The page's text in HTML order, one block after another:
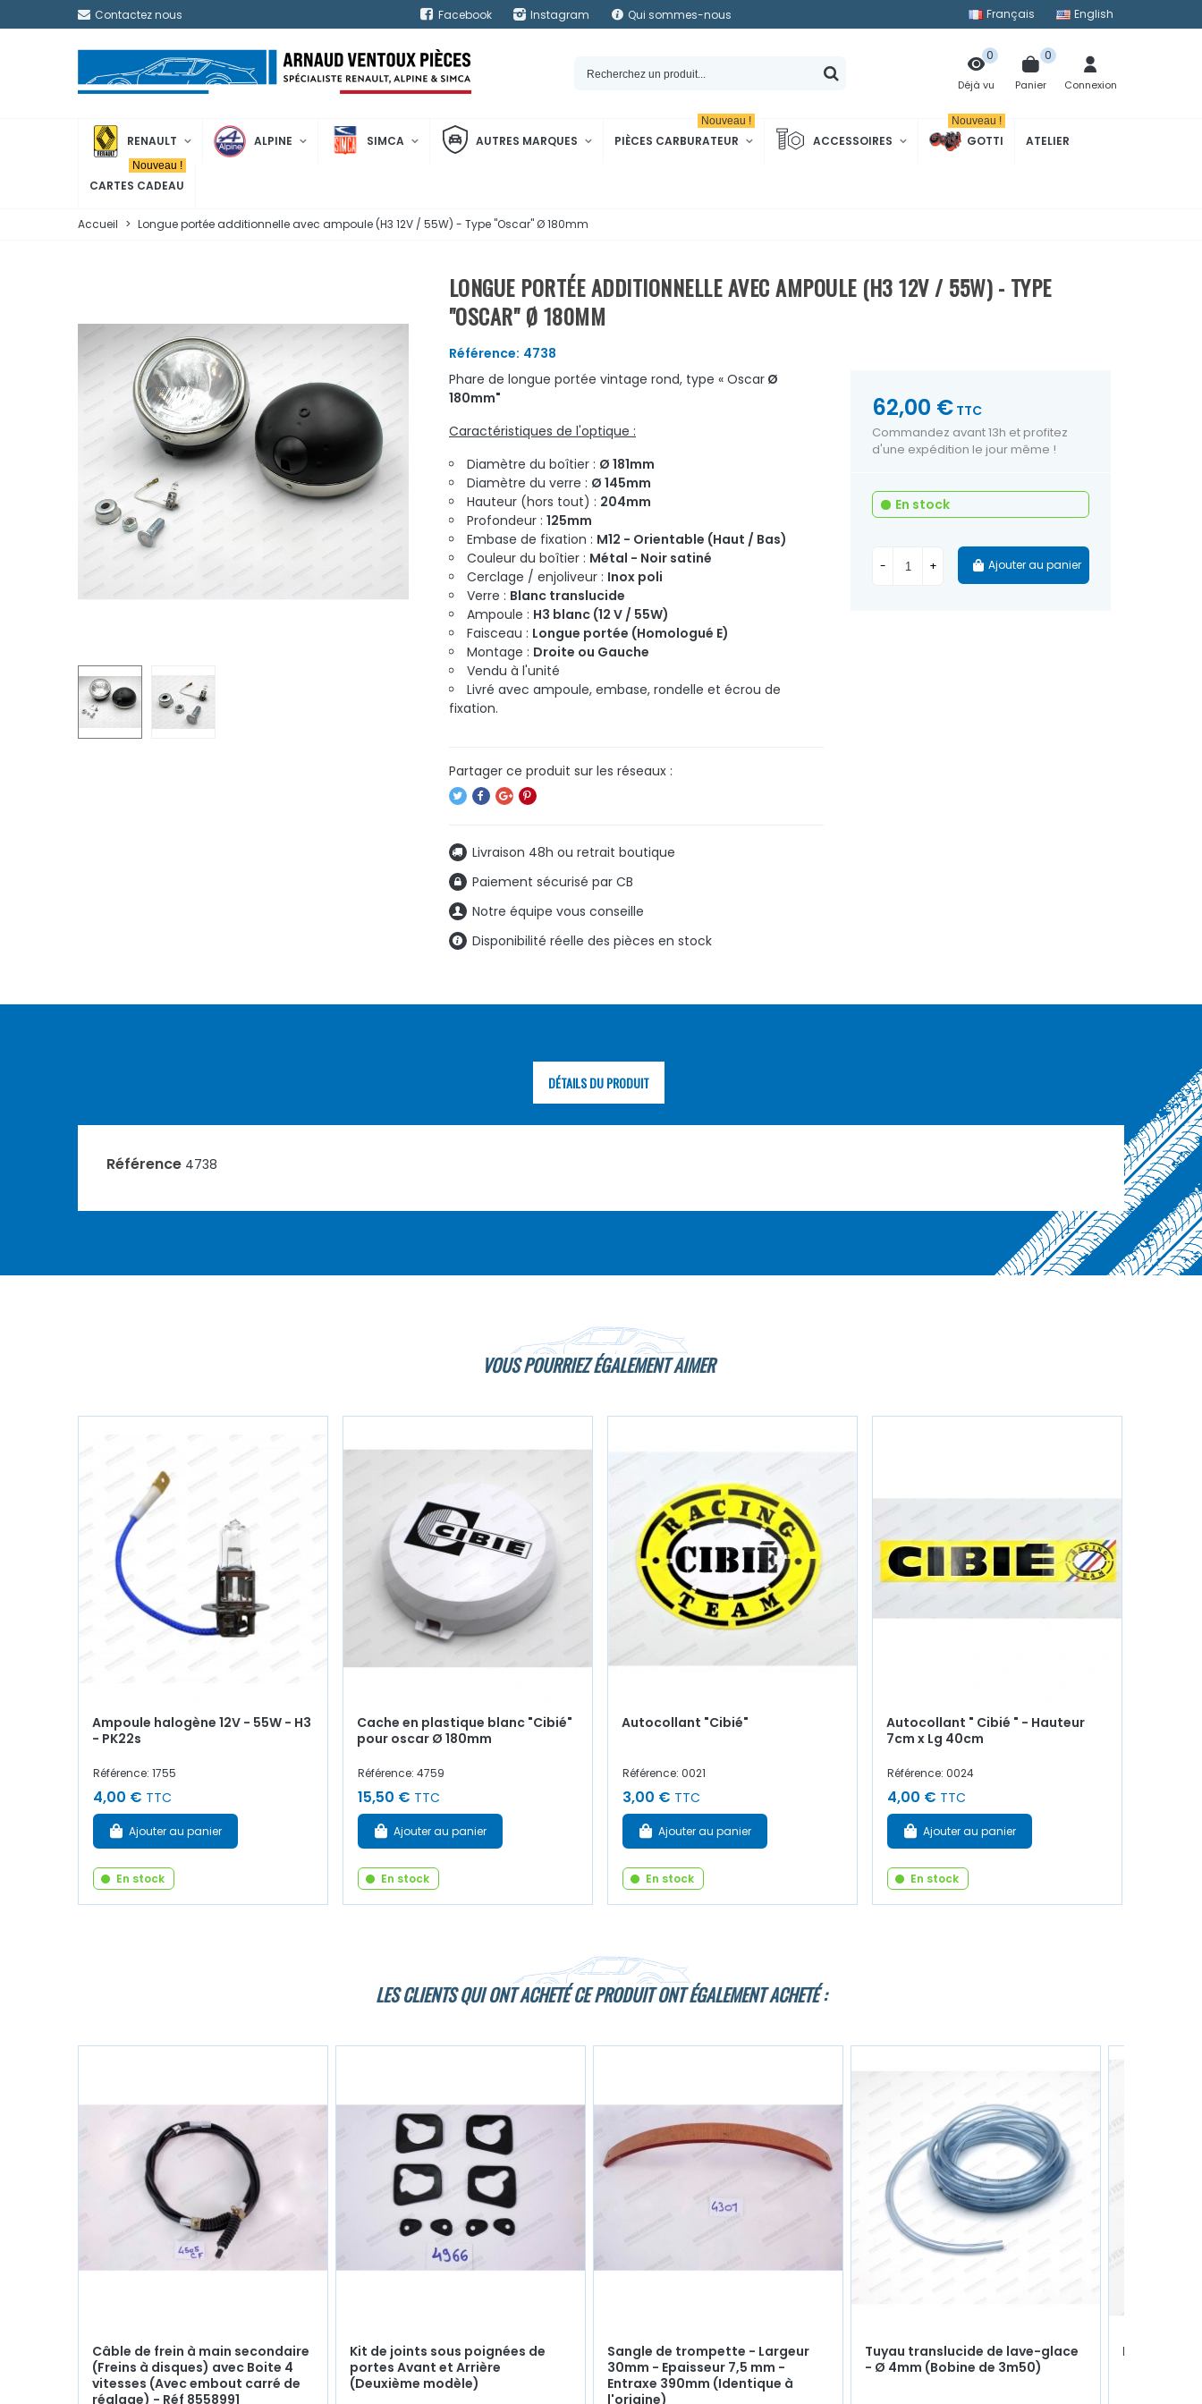
Contactez nous Facebook Instagram Qui sommes-nous Français English
Déjà vu
0
Panier
0
Connexion
RENAULT ALPINE SIMCA AUTRES MARQUES PIÈCES CARBURATEUR
Nouveau !
ACCESSOIRES GOTTI
Nouveau !
ATELIER
CARTES CADEAU
Nouveau !
Accueil > Longue portée additionnelle avec ampoule (H3 12V / 55W) - Type "Oscar" Ø 180mm
LONGUE PORTÉE ADDITIONNELLE AVEC AMPOULE (H3 12V / 55W) - TYPE
"OSCAR" Ø 180MM
Référence: 4738
Phare de longue portée vintage rond, type « OscarØ
180mm"
Caractéristiques de l'optique :
Diamètre du boîtier : Ø 181mm
Diamètre du verre : Ø 145mm
Hauteur (hors tout) : 204mm
Profondeur : 125mm
Embase de fixation : M12 - Orientable (Haut / Bas)
Couleur du boîtier : Métal - Noir satiné
Cerclage / enjoliveur : Inox poli
Verre : Blanc translucide
Ampoule : H3 blanc (12 V / 55W)
Faisceau : Longue portée (Homologué E)
Montage : Droite ou Gauche
Vendu à l'unité
Livré avec ampoule, embase, rondelle et écrou de
fixation.
Livraison 48h ou retrait boutique
Paiement sécurisé par CB
Notre équipe vous conseille
Disponibilité réelle des pièces en stock
62,00 € TTC
Commandez avant 13h et profitez
d'une expédition le jour même !
En stock
- + Ajouter au panier
DÉTAILS DU PRODUIT
Référence 4738
VOUS POURRIEZ ÉGALEMENT AIMER
Ampoule halogène 12V - 55W - H3
- PK22s
Référence: 1755
4,00 € TTC
Ajouter au panier
En stock
Cache en plastique blanc "Cibié"
pour oscar Ø 180mm
Référence: 4759
15,50 € TTC
Ajouter au panier
En stock
Autocollant "Cibié"
Référence: 0021
3,00 € TTC
Ajouter au panier
En stock
Autocollant " Cibié " - Hauteur
7cm x Lg 40cm
Référence: 0024
4,00 € TTC
Ajouter au panier
En stock
LES CLIENTS QUI ONT ACHETÉ CE PRODUIT ONT ÉGALEMENT ACHETÉ :
Câble de frein à main secondaire
(Freins à disques) avec Boite 4
vitesses (Avec embout carré de
réglage) - Réf 8558991
Kit de joints sous poignées de
portes Avant et Arrière
(Deuxième modèle)
Sangle de trompette - Largeur
30mm - Epaisseur 7,5 mm -
Entraxe 390mm (Identique à
l'origine)
Tuyau translucide de lave-glace
- Ø 4mm (Bobine de 3m50)
Flector de